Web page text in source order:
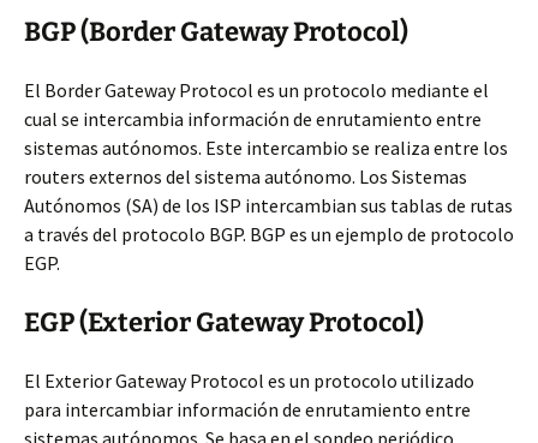
BGP (Border Gateway Protocol)
El Border Gateway Protocol es un protocolo mediante el
cual se intercambia información de enrutamiento entre
sistemas autónomos. Este intercambio se realiza entre los
routers externos del sistema autónomo. Los Sistemas
Autónomos (SA) de los ISP intercambian sus tablas de rutas
a través del protocolo BGP. BGP es un ejemplo de protocolo
EGP.
EGP (Exterior Gateway Protocol)
El Exterior Gateway Protocol es un protocolo utilizado
para intercambiar información de enrutamiento entre
sistemas autónomos. Se basa en el sondeo periódico